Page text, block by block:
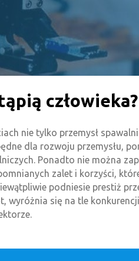
człowieka?
nie tylko przemysł
dla rozwoju przemysłu,
Ponadto nie można
zalet i korzyści,
podniesie prestiż
wyróżnia się na tle